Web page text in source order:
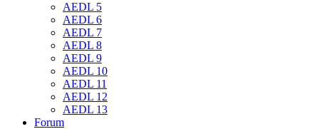
AEDL 5
AEDL 6
AEDL 7
AEDL 8
AEDL 9
AEDL 10
AEDL 11
AEDL 12
AEDL 13
Forum